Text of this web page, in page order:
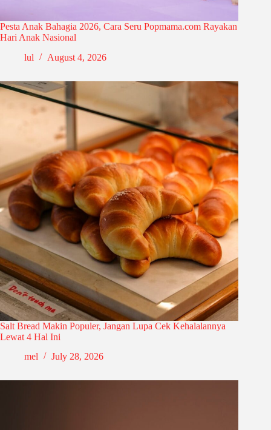
Pesta Anak Bahagia 2026, Cara Seru Popmama.com Rayakan
Hari Anak Nasional
lul
August 4, 2026
Salt Bread Makin Populer, Jangan Lupa Cek Kehalalannya
Lewat 4 Hal Ini
mel
July 28, 2026